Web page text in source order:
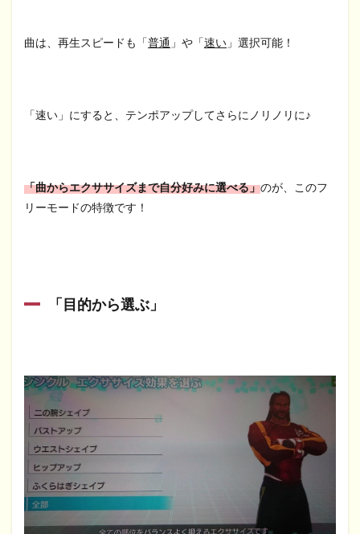
曲は、再生スピードも「普通 」や「速い 」選択可能！
「速い」にすると、テンポアップしてさらにノリノリに♪
「曲からエクササイズまで自分好みに選べる」のが、このフ
リーモードの特徴です！
「目的から選ぶ」